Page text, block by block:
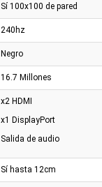
Sí 100x100 de pared
240hz
Negro
16.7 Millones
x2 HDMI
x1 DisplayPort
Salida de audio
Sí hasta 12cm